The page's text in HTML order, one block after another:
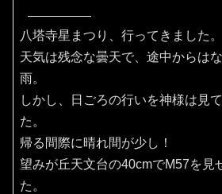
八塔寺星まつり、行ってきました。
天気は残念な曇天で、途中からは
雨。
しかし、日ごろの行いを神様は見
た。
帰る間際に晴れ間が少し！
望みが丘天文台の40cmでM57を見
た。